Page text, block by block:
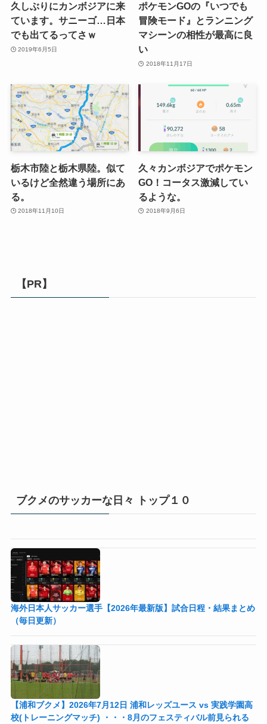
久しぶりにカンボジアに来
ています。サニーゴ…日本
でも出てるってさｗ
2019年6月5日
ポケモンGOの『いつでも
冒険モード』とランニング
マシーンの相性が最高に良
い
2018年11月17日
栃木市陸と栃木県陸。似て
いるけど全然違う場所にあ
る。
2018年11月10日
久々カンボジアでポケモン
GO！コータス激減してい
るような。
2018年9月6日
【PR】
ブクメのサッカーな日々 トップ１０
海外日本人サッカー選手【2026年最新版】試合日程・結果まとめ
（毎日更新）
【浦和ブクメ】2026年7月12日 浦和レッズユース vs 実践学園高
校(トレーニングマッチ) ・・・8月のフェスティバル前見られる